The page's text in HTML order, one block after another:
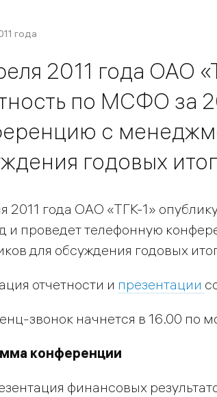
года
2011 года ОАО
по МСФО за
с
годовых
2011 года ОАО «ТГК-1»
и проведет телефонную
для обсуждения годовых
отчетности и презентации
звонок начнется в 16.00 по
конференции
финансовых